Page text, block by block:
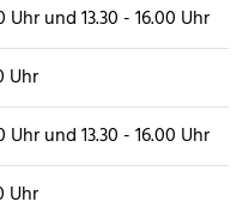
Uhr und 13.30 - 16.00 Uhr
Uhr
Uhr und 13.30 - 16.00 Uhr
Uhr